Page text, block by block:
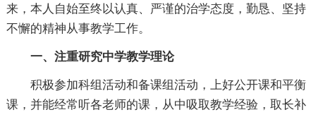
来，本人自始至终以认真、严谨的治学态度，勤恳、坚持
不懈的精神从事教学工作。
一、注重研究中学教学理论
积极参加科组活动和备课组活动，上好公开课和平衡
课，并能经常听各老师的课，从中吸取教学经验，取长补